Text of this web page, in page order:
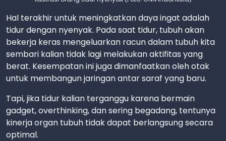
Hal terakhir untuk meningkatkan daya ingat adalah
tidur dengan nyenyak. Pada saat tidur, tubuh akan
bekerja keras mengeluarkan racun dalam tubuh kita
sembari kalian tidak lagi melakukan aktifitas yang
berat. Kesempatan ini juga dimanfaatkan oleh otak
untuk membangun jaringan antar saraf yang baru.
Tapi, jika tidur kalian terganggu karena bermain
gadget, overthinking, dan sering begadang, tentunya
kinerja organ tubuh tidak dapat berlangsung secara
optimal.